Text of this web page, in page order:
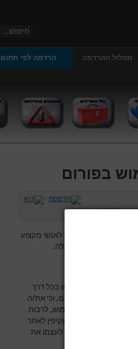
מסלול ההרדמה הרדמה לפי תחום
בפורום
403963
לצורך העלאת שאלות לאנשי מקצוע
לבין עצמם בנושאים אלה.
ומדויק.
מאמרים, יצירת קשר או בכל דרך
הקניין הרוחני בתכנים, וכי את/ה
לעשות בהם כל שימוש, לרבות
במישרין ו/או בעקיפין לאתר
שומר לעצמו את